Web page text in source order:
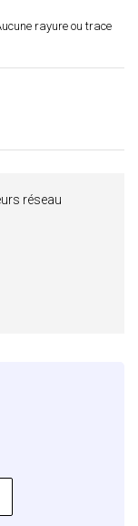
rayure ou trace
réseau